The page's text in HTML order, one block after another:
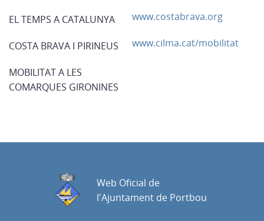
EL TEMPS A CATALUNYA
COSTA BRAVA I PIRINEUS
MOBILITAT A LES
COMARQUES GIRONINES
www.costabrava.org
www.cilma.cat/mobilitat
Web Oficial de
l'Ajuntament de Portbou